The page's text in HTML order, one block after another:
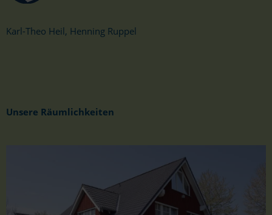
Karl-Theo Heil, Henning Ruppel
Unsere Räumlichkeiten